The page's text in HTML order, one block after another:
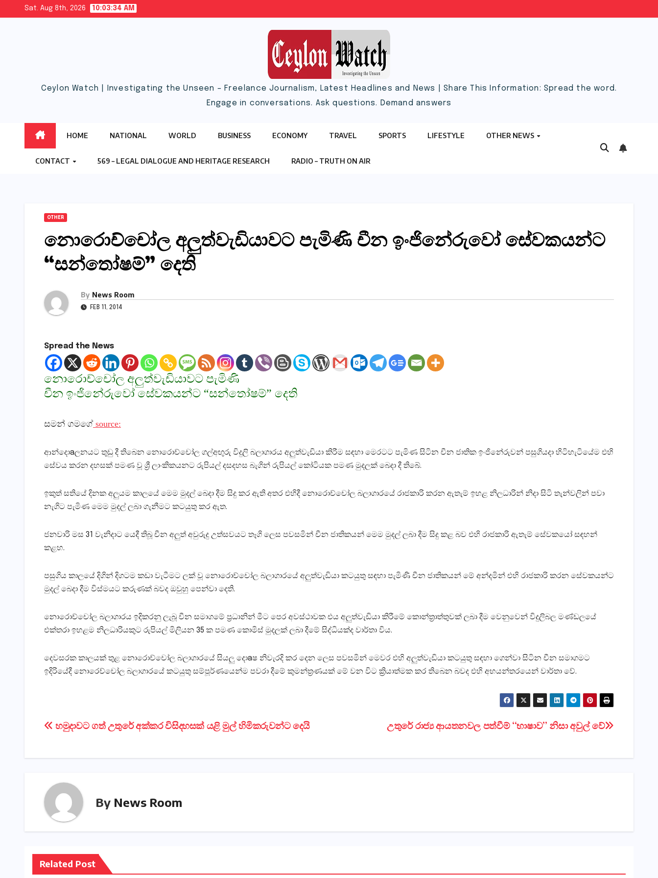
Sat. Aug 8th, 2026 10:03:35 AM
Ceylon Watch | Investigating the Unseen – Freelance Journalism, Latest Headlines and News | Share This Information: Spread the word.
Engage in conversations. Ask questions. Demand answers
HOME NATIONAL WORLD BUSINESS ECONOMY TRAVEL SPORTS LIFESTYLE OTHER NEWS
CONTACT 569 – LEGAL DIALOGUE AND HERITAGE RESEARCH RADIO – TRUTH ON AIR
OTHER
නොරොච්චෝල අලුත්වැඩියාවට පැමිණි චීන ඉංජිනේරුවෝ සේවකයන්ට
“සන්තෝෂම්” දෙති
By News Room
FEB 11, 2014
Spread the News
නොරොච්චෝල අලුත්වැඩියාවට පැමිණි
චීන ඉංජිනේරුවෝ සේවකයන්ට “සන්තෝෂම්” දෙති
සමන් ගමගේ source:
ආන්දොaලනයට තුඩු දී තිබෙන නොරොච්චෝල ගල්අඟුරු විදුලි බලාගාරය අලුත්වැඩියා කිරීම සඳහා මෙරටට පැමිණ සිටින චීන ජාතික ඉංජිනේරුවන් පසුගියදා හිටිහැටියේම එහි
සේවය කරන දහසක්‌ පමණ වූ ශ්‍රී ලාංකිකයනට රුපියල් දසදහස බැගින් රුපියල් කෝටියක පමණ මුදලක්‌ බෙදා දී තිබේ.
ඉකුත් සතියේ දිනක අලුයම කාලයේ මෙම මුදල් බෙදා දීම සිදු කර ඇති අතර එහිදී නොරොච්චෝල බලාගාරයේ රාජකාරි කරන ඇතැම් ඉහළ නිලධාරින් නිදා සිටි තැන්වලින් පවා
නැගිට පැමිණ මෙම මුදල් ලබා ගැනීමට කටයුතු කර ඇත.
ජනවාරි මස 31 වැනිදාට යෙදී තිබූ චීන අලුත් අවුරුදු උත්සවයට තෑගි ලෙස පවසමින් චීන ජාතිකයන් මෙම මුදල් ලබා දීම සිදු කළ බව එහි රාජකාරි ඇතැම් සේවකයෝ සඳහන්
කළහ.
පසුගිය කාලයේ දිගින් දිගටම කඩා වැටීමට ලක්‌ වූ නොරොච්චෝල බලාගාරයේ අලුත්වැඩියා කටයුතු සඳහා පැමිණි චීන ජාතිකයන් මේ අන්දමින් එහි රාජකාරි කරන සේවකයන්ට
මුදල් බෙදා දීම විස්‌මයට කරුණක්‌ බවද ඔවුහු පෙන්වා දෙති.
නොරොච්චෝල බලාගාරය ඉදිකරනු ලැබූ චීන සමාගමේ ප්‍රධානින් මීට පෙර අවස්‌ථාවක එය අලුත්වැඩියා කිරීමේ කොන්ත්‍රාත්තුවක්‌ ලබා දීම වෙනුවෙන් විදුලිබල මණ්‌ඩලයේ
එක්‌තරා ඉහළම නිලධාරියකුට රුපියල් මිලියන 35 ක පමණ කොමිස්‌ මුදලක්‌ ලබා දීමේ සිද්ධියක්‌ද වාර්තා විය.
දෙවසරක කාලයක්‌ තුළ නොරොච්චෝල බලාගාරයේ සියලු දොaෂ නිවැරදි කර දෙන ලෙස පවසමින් මෙවර එහි අලුත්වැඩියා කටයුතු සඳහා ගෙන්වා සිටින චීන සමාගමට
ඉදිරියේදී නොරෙච්චෝල බලාගාරයේ කටයුතු සම්පූර්ණයෙන්ම පවරා දීමේ කුමන්ත්‍රණයක්‌ මේ වන විට ක්‍රියාත්මක කර තිබෙන බවද එහි අභයන්තරයෙන් වාර්තා වේ.
Post
උතුරේ රාජ්‍ය ආයතනවල පත්වීම් “භාෂාව” නිසා අවුල් වේ
හමුදාවට ගත් උතුරේ අක්‌කර විසිදහසක්‌ යළි මුල් හිමිකරුවන්ට දෙයි
By News Room
Related Post